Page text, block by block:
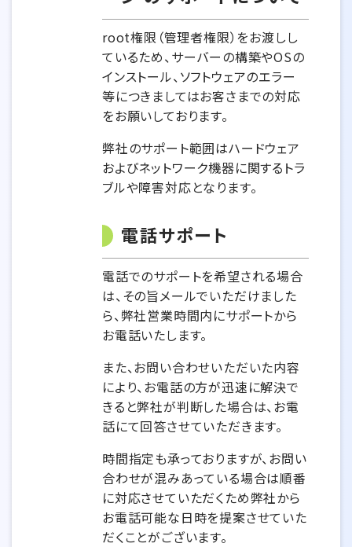
root権限（管理者権限）をお渡しし
ているため、サーバーの構築やOSの
インストール、ソフトウェアのエラー
等につきましてはお客さまでの対応
をお願いしております。
弊社のサポート範囲はハードウェア
およびネットワーク機器に関するトラ
ブルや障害対応となります。
電話サポート
電話でのサポートを希望される場合
は、その旨メールでいただけました
ら、弊社営業時間内にサポートから
お電話いたします。
また、お問い合わせいただいた内容
により、お電話の方が迅速に解決で
きると弊社が判断した場合は、お電
話にて回答させていただきます。
時間指定も承っておりますが、お問い
合わせが混みあっている場合は順番
に対応させていただくため弊社から
お電話可能な日時を提案させていた
だくことがございます。